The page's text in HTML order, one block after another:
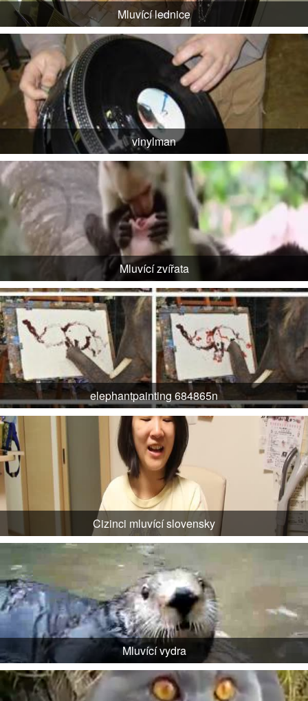
Mluvící lednice
vinylman
Mluvící zvířata
elephantpainting 684865n
Cizinci mluvící slovensky
Mluvící vydra